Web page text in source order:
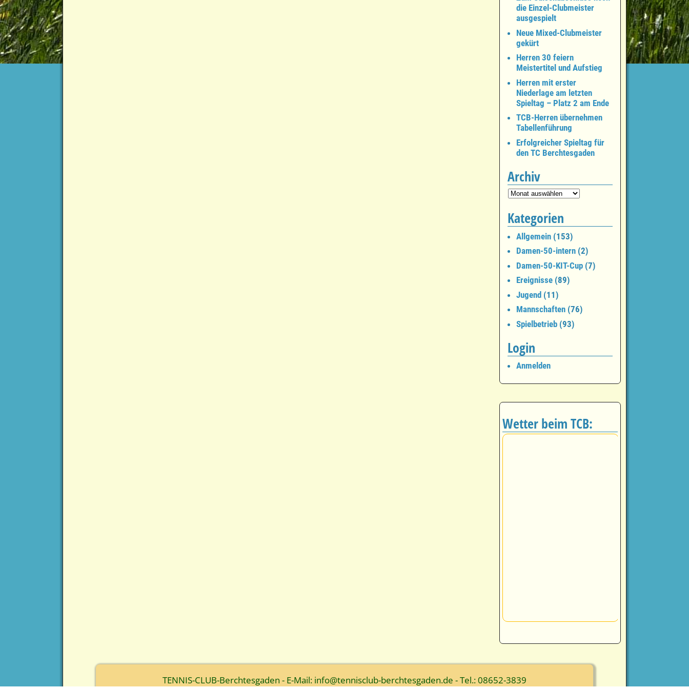
die Einzel-Clubmeister
ausgespielt
Neue Mixed-Clubmeister
gekürt
Herren 30 feiern
Meistertitel und Aufstieg
Herren mit erster
Niederlage am letzten
Spieltag – Platz 2 am Ende
TCB-Herren übernehmen
Tabellenführung
Erfolgreicher Spieltag für
den TC Berchtesgaden
Archiv
Kategorien
Allgemein(153)
Damen-50-intern(2)
Damen-50-KIT-Cup(7)
Ereignisse(89)
Jugend(11)
Mannschaften(76)
Spielbetrieb(93)
Login
Anmelden
Wetter beim TCB:
TENNIS-CLUB-Berchtesgaden - E-Mail: info@tennisclub-berchtesgaden.de - Tel.: 08652-3839